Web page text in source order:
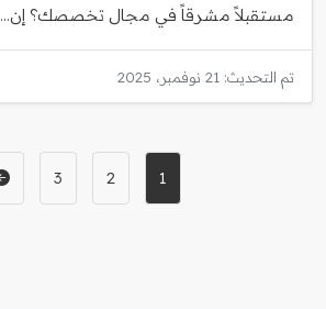
مستقبلاً مشرقاً في مجال تخصصك؟ إن...
تم التحديث: 21 نوفمبر، 2025
1
2
3